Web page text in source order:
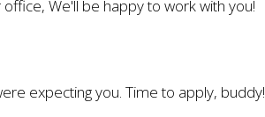
We'll be happy to work with you!
expecting you. Time to apply, buddy!